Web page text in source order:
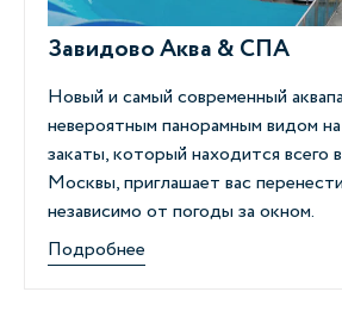
Завидово Аква & СПА
Новый и самый современный
невероятным панорамным видом
закаты, который находится всего
Москвы, приглашает вас
независимо от погоды за окном.
Подробнее